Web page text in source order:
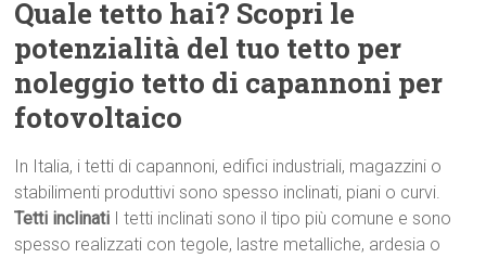
Quale tetto hai? Scopri le
potenzialità del tuo tetto per
noleggio tetto di capannoni per
fotovoltaico
In Italia, i tetti di capannoni, edifici industriali, magazzini o
stabilimenti produttivi sono spesso inclinati, piani o curvi.
Tetti inclinati I tetti inclinati sono il tipo più comune e sono
spesso realizzati con tegole, lastre metalliche, ardesia o